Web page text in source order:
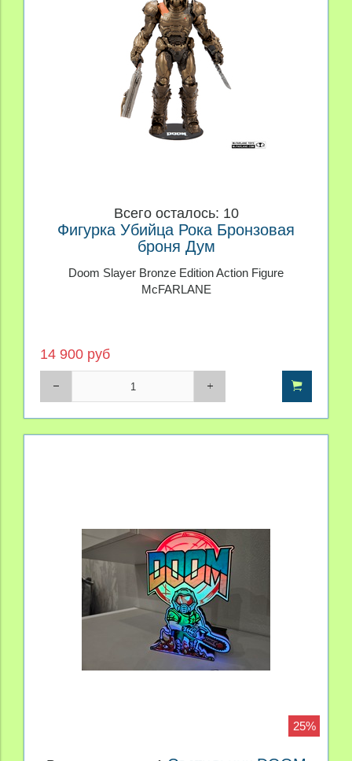
Всего осталось: 10
Фигурка Убийца Рока Бронзовая
броня Дум
Doom Slayer Bronze Edition Action Figure
McFARLANE
14 900 руб
25%